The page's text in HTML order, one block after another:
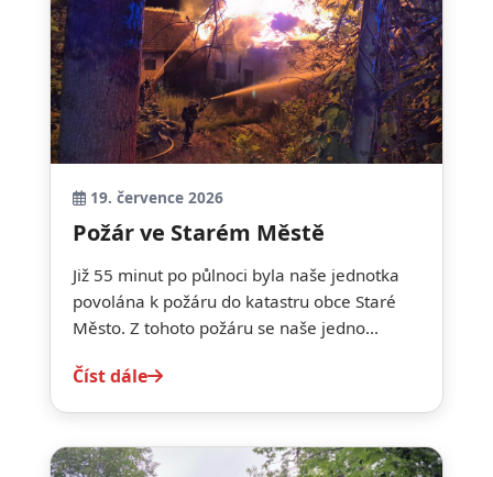
19. července 2026
Požár ve Starém Městě
Již 55 minut po půlnoci byla naše jednotka
povolána k požáru do katastru obce Staré
Město. Z tohoto požáru se naše jedno...
Číst dále